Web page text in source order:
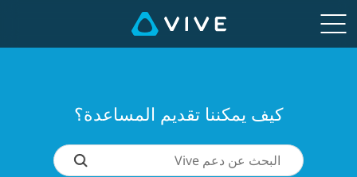
كيف يمكننا تقديم المساعدة؟